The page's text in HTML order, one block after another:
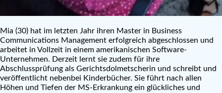
Mia (30) hat im letzten Jahr ihren Master in Business
Communications Management erfolgreich abgeschlossen und
arbeitet in Vollzeit in einem amerikanischen Software-
Unternehmen. Derzeit lernt sie zudem für ihre
Abschlussprüfung als Gerichtsdolmetscherin und schreibt und
veröffentlicht nebenbei Kinderbücher. Sie führt nach allen
Höhen und Tiefen der MS-Erkrankung ein glückliches und